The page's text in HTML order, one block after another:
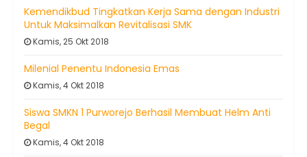
Kemendikbud Tingkatkan Kerja Sama dengan Industri
Untuk Maksimalkan Revitalisasi SMK
Kamis, 25 Okt 2018
Milenial Penentu Indonesia Emas
Kamis, 4 Okt 2018
Siswa SMKN 1 Purworejo Berhasil Membuat Helm Anti
Begal
Kamis, 4 Okt 2018